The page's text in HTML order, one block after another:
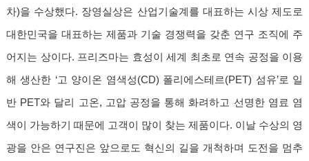
차)을 수상했다. 장영실상은 산업기술계를 대표하는 시상 제도로
대한민국을 대표하는 제품과 기술 경쟁력을 갖춘 연구 조직에 주
어지는 상이다. 프리즈마는 효성이 세계 최초로 연속 공정을 이용
해 생산한 ‘고 양이온 염색성(CD) 폴리에스테르(PET) 섬유’로 일
반 PET와 달리 고온, 고압 공정을 통해 화려하고 선명한 염료 염
색이 가능하기 때문에 고객이 많이 찾는 제품이다. 이날 수상의 영
광을 안은 연구진은 앞으로도 혁신의 길을 개척하며 도전을 멈추